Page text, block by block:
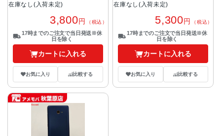
在庫なし(入荷未定)
3,800円 （税込）
17時までのご注文で当日発送※休
日を除く
カートに入れる
お気に入り 比較する
在庫なし(入荷未定)
5,300円 （税込）
17時までのご注文で当日発送※休
日を除く
カートに入れる
お気に入り 比較する